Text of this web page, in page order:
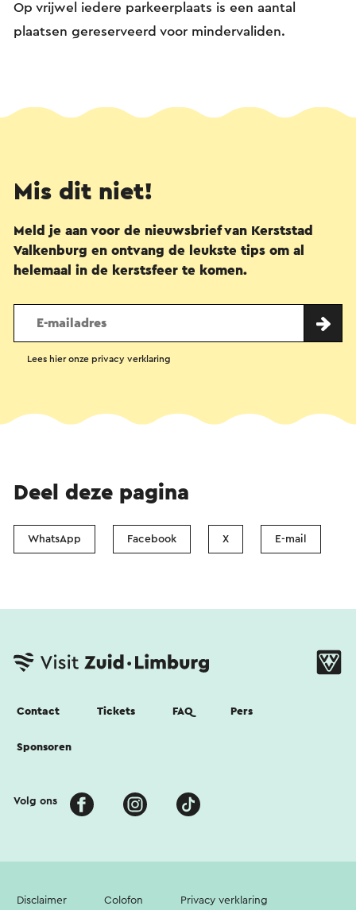
Op vrijwel iedere parkeerplaats is een aantal
plaatsen gereserveerd voor mindervaliden.
Mis dit niet!
Meld je aan voor de nieuwsbrief van Kerststad
Valkenburg en ontvang de leukste tips om al
helemaal in de kerstsfeer te komen.
Lees hier onze privacy verklaring
Deel deze pagina
WhatsApp Facebook X E-mail
Contact Tickets FAQ Pers
Sponsoren
Volg ons
Disclaimer Colofon Privacy verklaring